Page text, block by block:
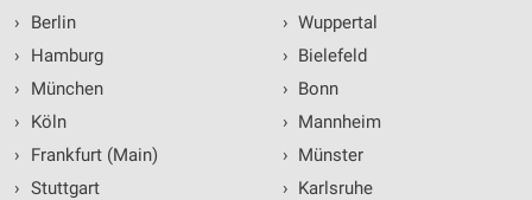
›
Berlin
›
Hamburg
›
München
›
Köln
›
Frankfurt (Main)
› Stuttgart
› Wuppertal
› Bielefeld
› Bonn
› Mannheim
› Münster
› Karlsruhe